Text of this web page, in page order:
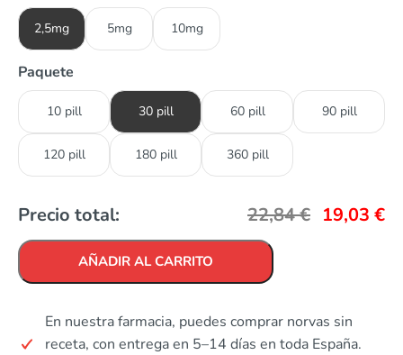
2,5mg 5mg 10mg
Paquete
10 pill 30 pill 60 pill 90 pill
120 pill 180 pill 360 pill
Precio total: 22,84€ 19,03 €
AÑADIR AL CARRITO
En nuestra farmacia, puedes comprar norvas sin
receta, con entrega en 5–14 días en toda España.